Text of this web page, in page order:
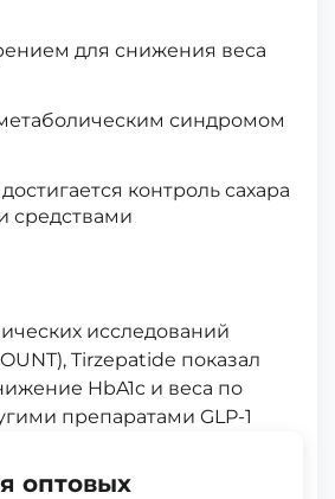
для снижения веса
синдромом
контроль сахара
средствами
исследований
Tirzepatide показал
HbA1c и веса по
препаратами GLP-1
оптовых